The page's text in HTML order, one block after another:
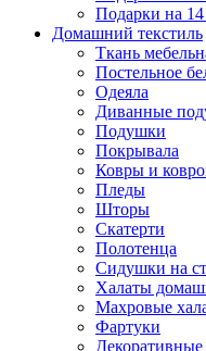
Подарки на 14
Домашний текстиль
Ткань
Постельное
Одеяла
Диванные
Подушки
Покрывала
Ковры и
Пледы
Шторы
Скатерти
Полотенца
Сидушки на
Халаты
Махровые
Фартуки